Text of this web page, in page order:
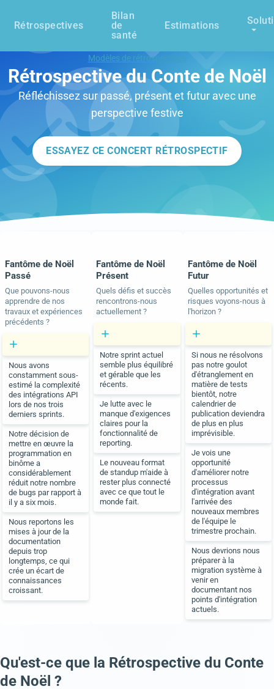
Rétrospectives
Bilan
de
santé
Estimations
Modèles de rétrospectives
Rétrospective du Conte de Noël
Réfléchissez sur passé, présent et futur avec une
perspective festive
ESSAYEZ CE CONCERT RÉTROSPECTIF
Fantôme de Noël
Passé
Que pouvons-nous
apprendre de nos
travaux et expériences
précédents ?
Nous avons
constamment sous-
estimé la complexité
des intégrations API
lors de nos trois
derniers sprints.
Notre décision de
mettre en œuvre la
programmation en
binôme a
considérablement
réduit notre nombre
de bugs par rapport à
il y a six mois.
Nous reportons les
mises à jour de la
documentation
depuis trop
longtemps, ce qui
crée un écart de
connaissances
croissant.
Fantôme de Noël
Présent
Quels défis et succès
rencontrons-nous
actuellement ?
Notre sprint actuel
semble plus équilibré
et gérable que les
récents.
Je lutte avec le
manque d'exigences
claires pour la
fonctionnalité de
reporting.
Le nouveau format
de standup m'aide à
rester plus connecté
avec ce que tout le
monde fait.
Fantôme de Noël
Futur
Quelles opportunités et
risques voyons-nous à
l'horizon ?
Si nous ne résolvons
pas notre goulot
d'étranglement en
matière de tests
bientôt, notre
calendrier de
publication deviendra
de plus en plus
imprévisible.
Je vois une
opportunité
d'améliorer notre
processus
d'intégration avant
l'arrivée des
nouveaux membres
de l'équipe le
trimestre prochain.
Nous devrions nous
préparer à la
migration système à
venir en
documentant nos
points d'intégration
actuels.
Qu'est-ce que la Rétrospective du Conte
de Noël ?